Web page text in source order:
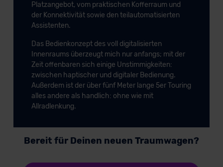
Platzangebot, vom praktischen Kofferraum und
der Konnektivität sowie den teilautomatisierten
Assistenten.
Das Bedienkonzept des voll digitalisierten
Innenraums überzeugt mich nur anfangs; mit der
Zeit offenbaren sich einige Unstimmigkeiten:
zwischen haptischer und digitaler Bedienung.
Außerdem ist der über fünf Meter lange 5er Touring
alles andere als handlich: ohne wie mit
Allradlenkung.
Bereit für Deinen neuen Traumwagen?